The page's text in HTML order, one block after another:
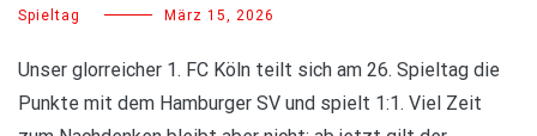
Spieltag März 15, 2026
Unser glorreicher 1. FC Köln teilt sich am 26. Spieltag die
Punkte mit dem Hamburger SV und spielt 1:1. Viel Zeit